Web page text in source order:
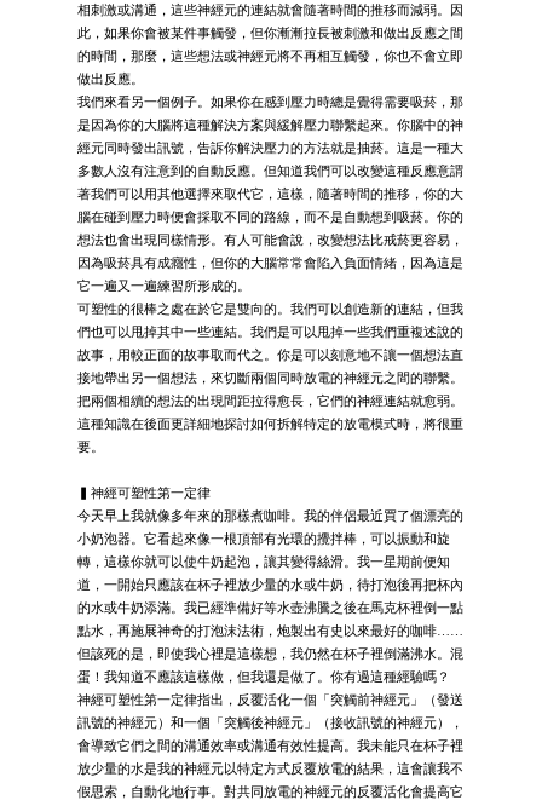
相刺激或溝通，這些神經元的連結就會隨著時間的推移而減弱。因
此，如果你會被某件事觸發，但你漸漸拉長被刺激和做出反應之間
的時間，那麼，這些想法或神經元將不再相互觸發，你也不會立即
做出反應。
我們來看另一個例子。如果你在感到壓力時總是覺得需要吸菸，那
是因為你的大腦將這種解決方案與緩解壓力聯繫起來。你腦中的神
經元同時發出訊號，告訴你解決壓力的方法就是抽菸。這是一種大
多數人沒有注意到的自動反應。但知道我們可以改變這種反應意謂
著我們可以用其他選擇來取代它，這樣，隨著時間的推移，你的大
腦在碰到壓力時便會採取不同的路線，而不是自動想到吸菸。你的
想法也會出現同樣情形。有人可能會說，改變想法比戒菸更容易，
因為吸菸具有成癮性，但你的大腦常常會陷入負面情緒，因為這是
它一遍又一遍練習所形成的。
可塑性的很棒之處在於它是雙向的。我們可以創造新的連結，但我
們也可以甩掉其中一些連結。我們是可以甩掉一些我們重複述說的
故事，用較正面的故事取而代之。你是可以刻意地不讓一個想法直
接地帶出另一個想法，來切斷兩個同時放電的神經元之間的聯繫。
把兩個相續的想法的出現間距拉得愈長，它們的神經連結就愈弱。
這種知識在後面更詳細地探討如何拆解特定的放電模式時，將很重
要。
▍神經可塑性第一定律
今天早上我就像多年來的那樣煮咖啡。我的伴侶最近買了個漂亮的
小奶泡器。它看起來像一根頂部有光環的攪拌棒，可以振動和旋
轉，這樣你就可以使牛奶起泡，讓其變得絲滑。我一星期前便知
道，一開始只應該在杯子裡放少量的水或牛奶，待打泡後再把杯內
的水或牛奶添滿。我已經準備好等水壺沸騰之後在馬克杯裡倒一點
點水，再施展神奇的打泡沫法術，炮製出有史以來最好的咖啡……
但該死的是，即使我心裡是這樣想，我仍然在杯子裡倒滿沸水。混
蛋！我知道不應該這樣做，但我還是做了。你有過這種經驗嗎？
神經可塑性第一定律指出，反覆活化一個「突觸前神經元」（發送
訊號的神經元）和一個「突觸後神經元」（接收訊號的神經元），
會導致它們之間的溝通效率或溝通有效性提高。我未能只在杯子裡
放少量的水是我的神經元以特定方式反覆放電的結果，這會讓我不
假思索，自動化地行事。對共同放電的神經元的反覆活化會提高它